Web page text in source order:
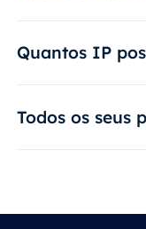
Quantos IP
Todos os seus